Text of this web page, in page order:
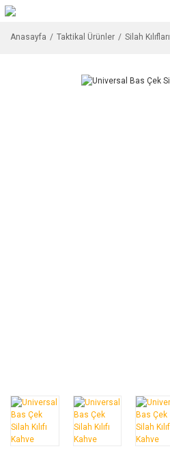
Anasayfa Taktikal Ürünler Silah Kılıfları